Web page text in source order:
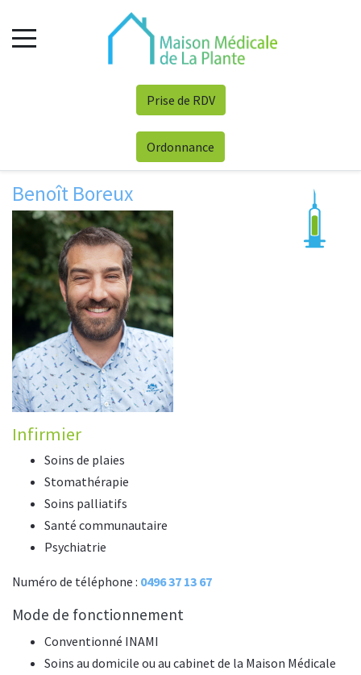
Prise de RDV
Ordonnance
Benoît Boreux
Infirmier
Soins de plaies
Stomathérapie
Soins palliatifs
Santé communautaire
Psychiatrie
Numéro de téléphone : 0496 37 13 67
Mode de fonctionnement
Conventionné INAMI
Soins au domicile ou au cabinet de la Maison Médicale